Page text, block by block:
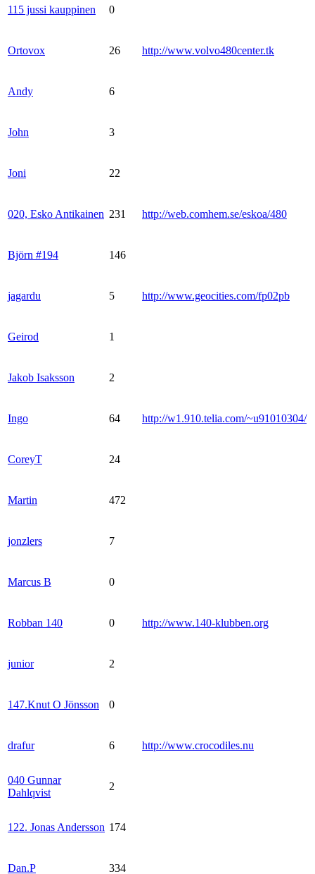
115 jussi kauppinen 0
Ortovox 26 http://www.volvo480center.tk
Andy 6
John 3
Joni 22
020, Esko Antikainen 231 http://web.comhem.se/eskoa/480
Björn #194 146
jagardu 5 http://www.geocities.com/fp02pb
Geirod 1
Jakob Isaksson 2
Ingo 64 http://w1.910.telia.com/~u91010304/
CoreyT 24
Martin 472
jonzlers 7
Marcus B 0
Robban 140 0 http://www.140-klubben.org
junior 2
147.Knut O Jönsson 0
drafur 6 http://www.crocodiles.nu
040 Gunnar
Dahlqvist
2
122. Jonas Andersson 174
Dan.P 334